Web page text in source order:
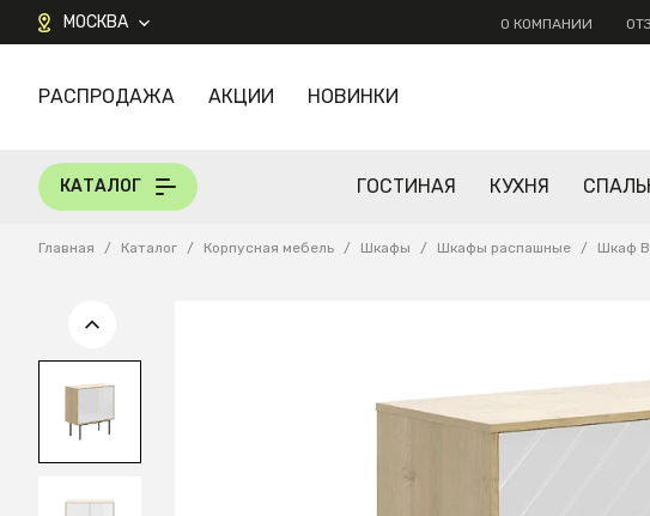
МОСКВА О КОМПАНИИ
КАТАЛОГ
РАСПРОДАЖА АКЦИИ НОВИНКИ
КАТАЛОГ ГОСТИНАЯ КУХНЯ
Главная / Каталог / Корпусная мебель / Шкафы / Шкафы распашные / Шкаф